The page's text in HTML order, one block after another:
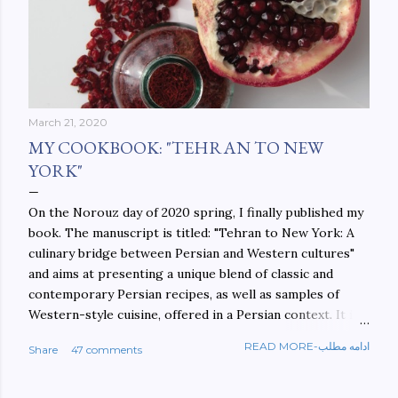
March 21, 2020
MY COOKBOOK: "TEHRAN TO NEW
YORK"
On the Norouz day of 2020 spring, I finally published my
book. The manuscript is titled: "Tehran to New York: A
culinary bridge between Persian and Western cultures"
and aims at presenting a unique blend of classic and
contemporary Persian recipes, as well as samples of
Western-style cuisine, offered in a Persian context. It is
walls. This book aims at constructing a bridge between
Share 47 comments READ MORE-ادامه مطلب